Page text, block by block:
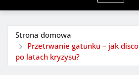
Strona domowa
Przetrwanie gatunku – jak
po latach kryzysu?